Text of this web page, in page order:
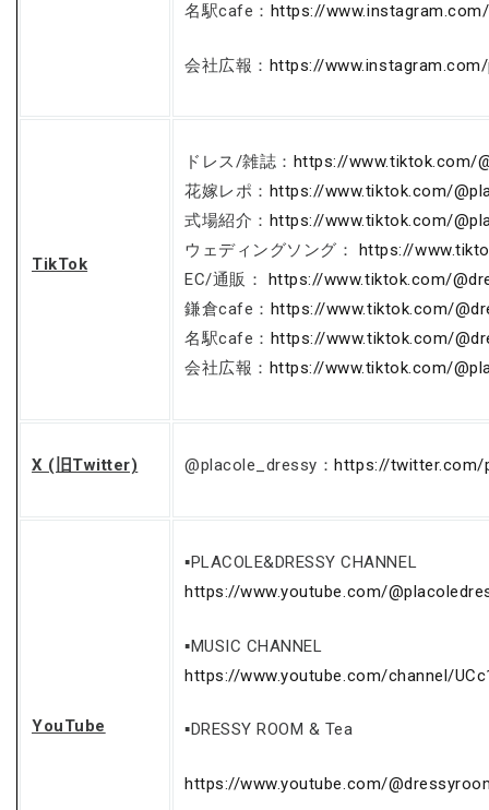
名駅cafe： https://
会社広報： https://
TikTok
ドレス/雑誌： https://www.tiktok.com/
花嫁レポ： https://www.tiktok.com/
式場紹介： https://www.tiktok.com/
ウェディングソング： https://
EC/通販： https://www.tiktok.com/
鎌倉cafe： https://www.tiktok.com/
名駅cafe： https://www.tiktok.com/
会社広報： https://www.tiktok.com/
X (旧Twitter) @placole_dressy：https://twitter.com/
YouTube
▪PLACOLE&DRESSY CHANNEL
https://www.youtube.com/
▪MUSIC CHANNEL
https://www.youtube.com/channel/
▪DRESSY ROOM & Tea
https://www.youtube.com/